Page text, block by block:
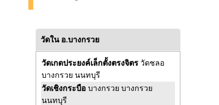
วัดใน อ.บางกรวย
วัดเกดประยงค์เล็กตั้งตรงจิตร วัดชลอ
บางกรวย นนทบุรี
วัดเชิงกระบือบางกรวย บางกรวย
นนทบุรี